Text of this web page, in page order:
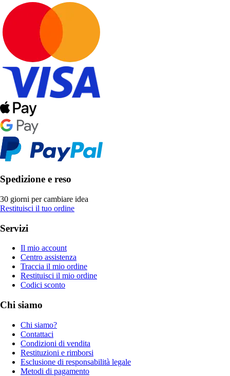
Spedizione e reso
30 giorni per cambiare idea
Restituisci il tuo ordine
Servizi
Il mio account
Centro assistenza
Traccia il mio ordine
Restituisci il mio ordine
Codici sconto
Chi siamo
Chi siamo?
Contattaci
Condizioni di vendita
Restituzioni e rimborsi
Esclusione di responsabilità legale
Metodi di pagamento